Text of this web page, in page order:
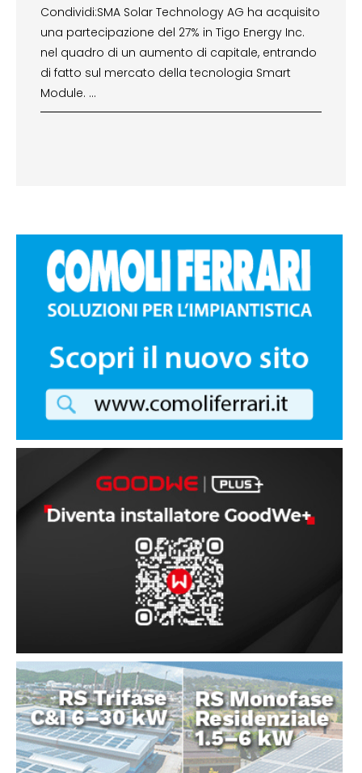
Condividi:SMA Solar Technology AG ha acquisito
una partecipazione del 27% in Tigo Energy Inc.
nel quadro di un aumento di capitale, entrando
di fatto sul mercato della tecnologia Smart
Module. …